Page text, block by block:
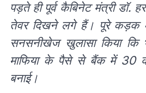
पड़ते ही पूर्व कैबिनेट मंत्री डॉ.
तेवर दिखने लगे हैं। पूरे कड़क
सनसनीखेज खुलासा किया कि
माफिया के पैसे से बैंक में 30
बनाई।